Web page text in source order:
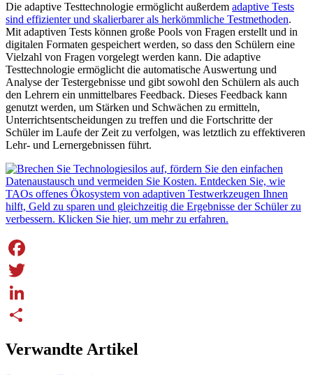
Die adaptive Testtechnologie ermöglicht außerdem adaptive Tests
sind effizienter und skalierbarer als herkömmliche Testmethoden.
Mit adaptiven Tests können große Pools von Fragen erstellt und in
digitalen Formaten gespeichert werden, so dass den Schülern eine
Vielzahl von Fragen vorgelegt werden kann. Die adaptive
Testtechnologie ermöglicht die automatische Auswertung und
Analyse der Testergebnisse und gibt sowohl den Schülern als auch
den Lehrern ein unmittelbares Feedback. Dieses Feedback kann
genutzt werden, um Stärken und Schwächen zu ermitteln,
Unterrichtsentscheidungen zu treffen und die Fortschritte der
Schüler im Laufe der Zeit zu verfolgen, was letztlich zu effektiveren
Lehr- und Lernergebnissen führt.
Facebook
Twitter
LinkedIn
Verwandte Artikel